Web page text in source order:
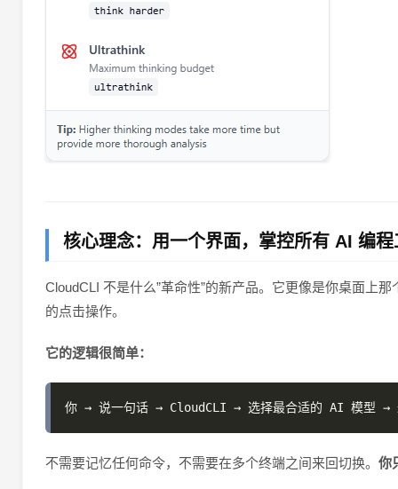
核心理念：用一个界面，掌控所有 AI 编程
CloudCLI 不是什么”革命性”的新产品。它更像是你桌面上那
的点击操作。
它的逻辑很简单：
不需要记忆任何命令，不需要在多个终端之间来回切换。 你